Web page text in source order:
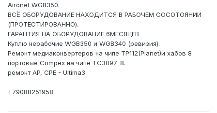
Aironet WGB350.
ВСЁ ОБОРУДОВАНИЕ НАХОДИТСЯ В РАБОЧЕМ СОСОТОЯНИИ
(ПРОТЕСТИРОВАННО).
ГАРАНТИЯ НА ОБОРУДОВАНИЕ 6МЕСЯЦЕВ
Куплю нерабочие WGB350 и WGB340 (ревизия).
Ремонт медиаконвертеров на чипе TP112(Planet)и хабов 8
портовые Compex на чипе TC3097-8.
ремонт AP, CPE - Ultima3
+79088251958